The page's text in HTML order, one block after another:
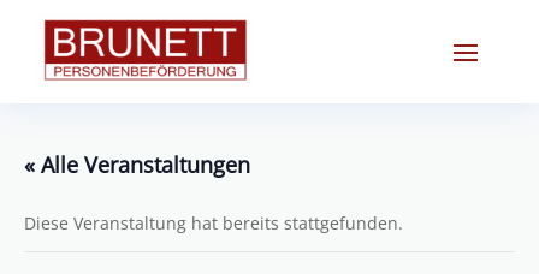
« Alle Veranstaltungen
Diese Veranstaltung hat bereits stattgefunden.